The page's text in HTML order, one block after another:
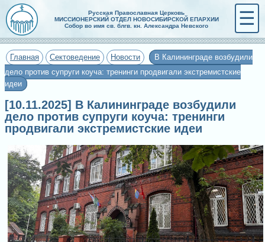
Русская Православная Церковь
МИССИОНЕРСКИЙ ОТДЕЛ НОВОСИБИРСКОЙ ЕПАРХИИ
Собор во имя св. блгв. кн. Александра Невского
☰
Главная Сектоведение Новости
В Калининграде возбудили
дело против супруги коуча: тренинги продвигали экстремистские
идеи
[10.11.2025] В Калининграде возбудили
дело против супруги коуча: тренинги
продвигали экстремистские идеи